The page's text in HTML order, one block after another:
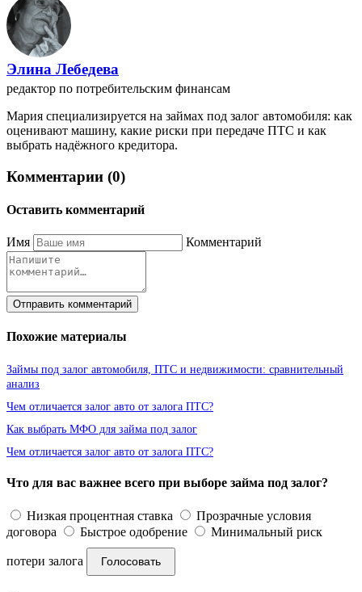
Элина Лебедева
редактор по потребительским финансам
Мария специализируется на займах под залог автомобиля: как
оценивают машину, какие риски при передаче ПТС и как
выбрать надёжного кредитора.
Комментарии (0)
Оставить комментарий
Имя Комментарий
Отправить комментарий
Похожие материалы
Займы под залог автомобиля, ПТС и недвижимости: сравнительный
анализ
Чем отличается залог авто от залога ПТС?
Как выбрать МФО для займа под залог
Чем отличается залог авто от залога ПТС?
Что для вас важнее всего при выборе займа под залог?
Низкая процентная ставка
Прозрачные условия
договора
Быстрое одобрение Минимальный риск
потери залога Голосовать